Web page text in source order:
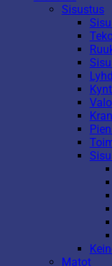
Sisustus
Matot